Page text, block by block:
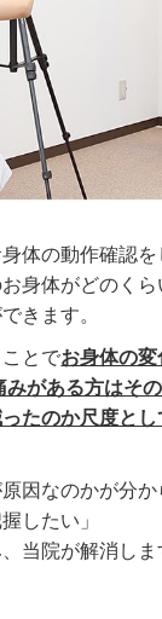
体の動作確認
身体がどのく
きます。
とでお身体の変
がある方はそ
たのか尺度とし
因なのかが分か
したい」
当院が解消しま